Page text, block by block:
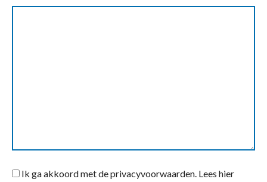
Ik ga akkoord met de privacyvoorwaarden. Lees hier